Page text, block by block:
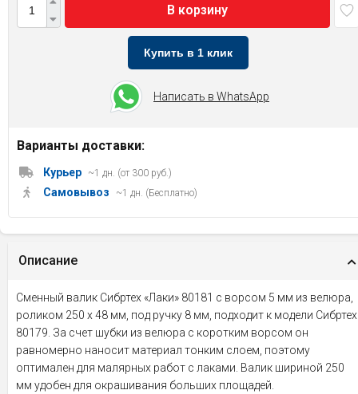
В корзину
Купить в 1 клик
Написать в WhatsApp
Варианты доставки:
Курьер ~1 дн. (от 300 руб.)
Самовывоз ~1 дн. (Бесплатно)
Описание
Сменный валик Сибртех «Лаки» 80181 с ворсом 5 мм из велюра,
роликом 250 х 48 мм, под ручку 8 мм, подходит к модели Сибртех
80179. За счет шубки из велюра с коротким ворсом он
равномерно наносит материал тонким слоем, поэтому
оптимален для малярных работ с лаками. Валик шириной 250
мм удобен для окрашивания больших площадей.